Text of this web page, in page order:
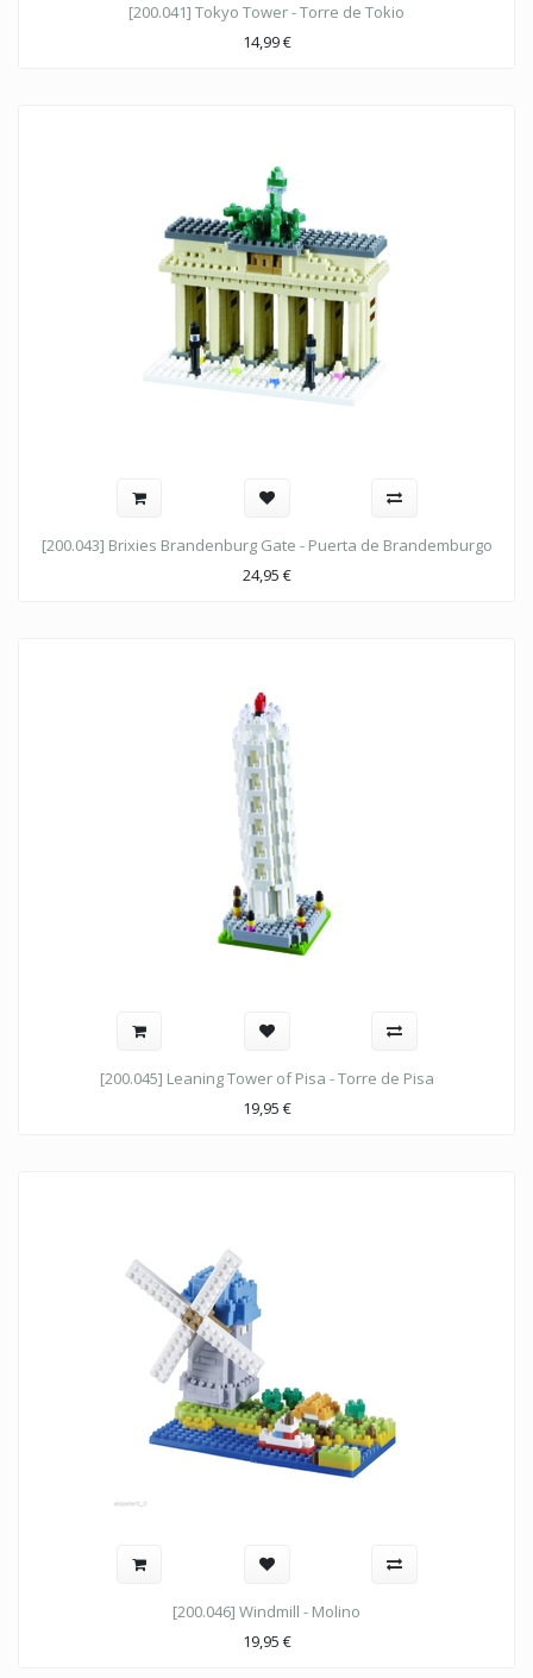
[200.041] Tokyo Tower - Torre de Tokio
14,99€
[200.043] Brixies Brandenburg Gate - Puerta de Brandemburgo
24,95 €
[200.045] Leaning Tower of Pisa - Torre de Pisa
19,95 €
[200.046] Windmill - Molino
19,95 €